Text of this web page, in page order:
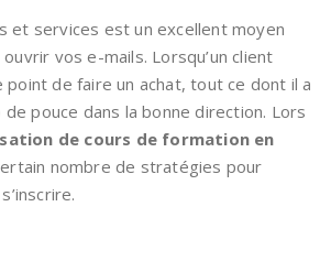
et services est un excellent moyen
vos e-mails. Lorsqu’un client
de faire un achat, tout ce dont il a
pouce dans la bonne direction. Lors
de cours de formation en
nombre de stratégies pour